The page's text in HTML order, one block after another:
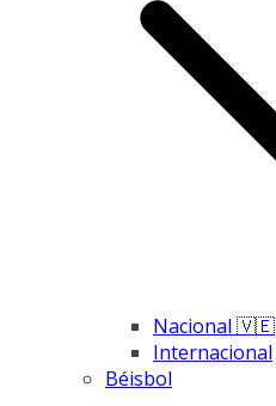
Nacional 🇻🇪
Internacional
Béisbol